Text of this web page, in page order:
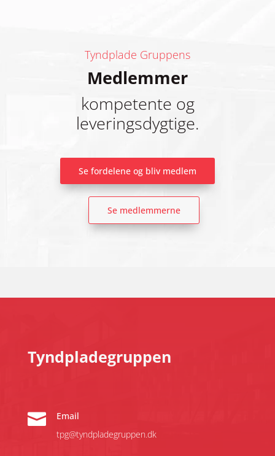
Tyndplade Gruppens
Medlemmer
kompetente og
leveringsdygtige.
Se fordelene og bliv medlem
Se medlemmerne
Tyndpladegruppen

Email
tpg@tyndpladegruppen.dk